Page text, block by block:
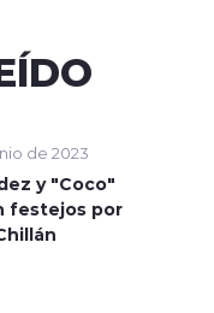
de 2023
y "Coco"
festejos por